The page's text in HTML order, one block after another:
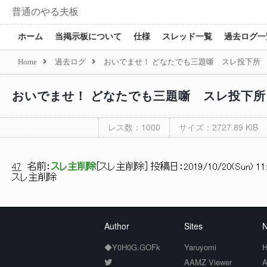
普通のやる夫板
ホーム 当掲示板について 仕様 スレッド一覧 過去ログ
Home 過去ログ おいでませ！ どなたでも三題噺 スレ投下所
おいでませ！ どなたでも三題噺 スレ投下所
レス数：1000 サイズ：2727.89 KiB
47 名前： スレ主削除 スレ主削除 ] 投稿日： 2019/10/20(Sun)
スレ主削除
Author
◆Y0H0G.GOFk
Sites
Yaruyomi
AAMZ Viewer